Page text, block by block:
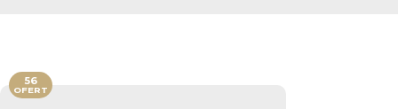
56
OFERT